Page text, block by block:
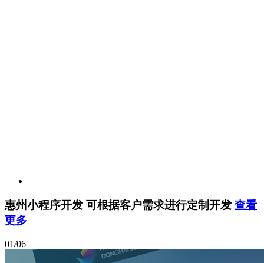
惠州小程序开发 可根据客户需求进行定制开发 查看
更多
01/06